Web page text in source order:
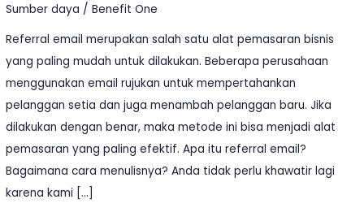
Sumber daya /Benefit One
Referral email merupakan salah satu alat pemasaran bisnis
yang paling mudah untuk dilakukan. Beberapa perusahaan
menggunakan email rujukan untuk mempertahankan
pelanggan setia dan juga menambah pelanggan baru. Jika
dilakukan dengan benar, maka metode ini bisa menjadi alat
pemasaran yang paling efektif. Apa itu referral email?
Bagaimana cara menulisnya? Anda tidak perlu khawatir lagi
karena kami […]